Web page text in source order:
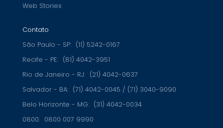
Web Stories
Contato
São Paulo - SP: (11) 5242-0167
Recife - PE: (81) 4042-3951
Rio de Janeiro - RJ: (21) 4042-0637
Salvador - BA: (71) 4042-0045 / (71) 3040-9090
Belo Horizonte - MG: (31) 4042-0034
0800: 0800 007 9990